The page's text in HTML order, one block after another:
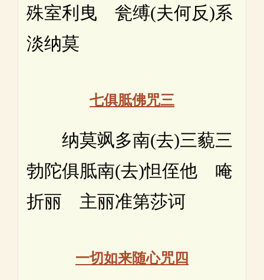
殊室利曳 瓮缚(夫何反)系
淡纳莫
七俱胝佛咒三
纳莫飒多南(去)三藐三
勃陀俱胝南(去)怛侄他 唵
折丽 主丽准第莎诃
一切如来随心咒四